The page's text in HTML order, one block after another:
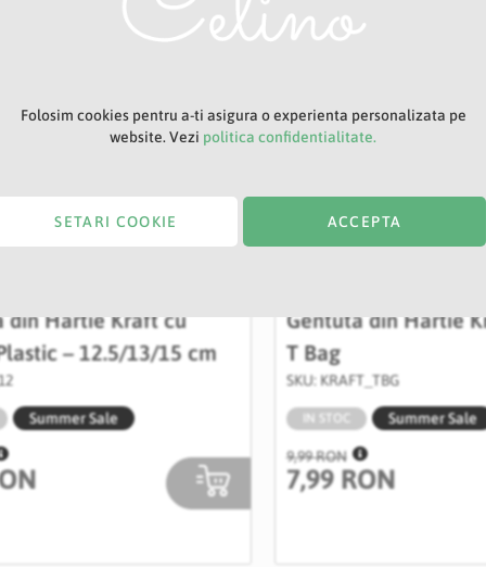
din Hartie Kraft cu
– 12.5/13/15 cm
Summer Sale
Gentuta din Hartie
T Bag
SKU: KRAFT_TBG
IN STOC Summer Sale
9,99 RON
7,99 RON
Folosim cookies pentru a-ti asigura o experienta personalizata pe
website. Vezi politica confidentialitate.
ACCEPTA
SETARI COOKIE